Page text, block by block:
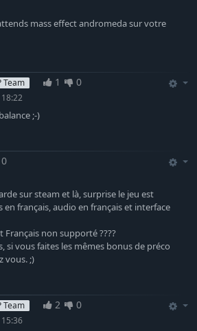
mass effect andromeda sur votre
Team 1 0
;-)
0
sur steam et là, surprise le jeu est
en français, audio en français et interface
Français non supporté ????
si vous faites les mêmes bonus de préco
vous. ;)
Team 2 0